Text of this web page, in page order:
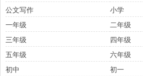
公文写作
小学
一年级
二年级
三年级
四年级
五年级
六年级
初中
初一